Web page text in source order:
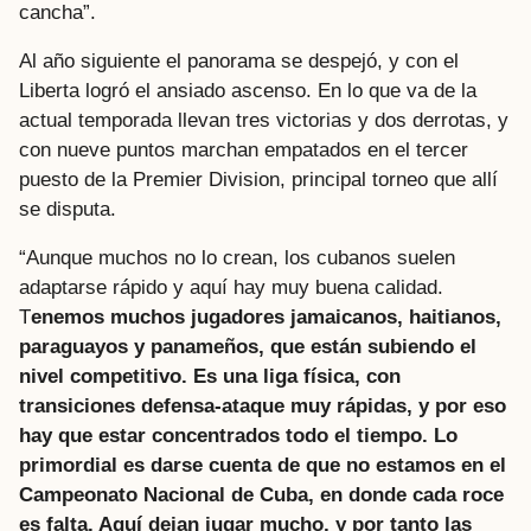
cancha”.
Al año siguiente el panorama se despejó, y con el
Liberta logró el ansiado ascenso. En lo que va de la
actual temporada llevan tres victorias y dos derrotas, y
con nueve puntos marchan empatados en el tercer
puesto de la Premier Division, principal torneo que allí
se disputa.
“Aunque muchos no lo crean, los cubanos suelen
adaptarse rápido y aquí hay muy buena calidad.
Tenemos muchos jugadores jamaicanos, haitianos,
paraguayos y panameños, que están subiendo el
nivel competitivo. Es una liga física, con
transiciones defensa-ataque muy rápidas, y por eso
hay que estar concentrados todo el tiempo. Lo
primordial es darse cuenta de que no estamos en el
Campeonato Nacional de Cuba, en donde cada roce
es falta. Aquí dejan jugar mucho, y por tanto las